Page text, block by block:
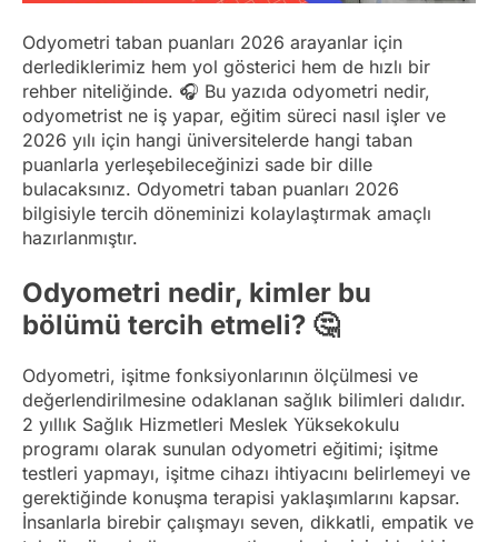
Odyometri taban puanları 2026 arayanlar için
derlediklerimiz hem yol gösterici hem de hızlı bir
rehber niteliğinde. 🎧 Bu yazıda odyometri nedir,
odyometrist ne iş yapar, eğitim süreci nasıl işler ve
2026 yılı için hangi üniversitelerde hangi taban
puanlarla yerleşebileceğinizi sade bir dille
bulacaksınız. Odyometri taban puanları 2026
bilgisiyle tercih döneminizi kolaylaştırmak amaçlı
hazırlanmıştır.
Odyometri nedir, kimler bu
bölümü tercih etmeli? 🤔
Odyometri, işitme fonksiyonlarının ölçülmesi ve
değerlendirilmesine odaklanan sağlık bilimleri dalıdır.
2 yıllık Sağlık Hizmetleri Meslek Yüksekokulu
programı olarak sunulan odyometri eğitimi; işitme
testleri yapmayı, işitme cihazı ihtiyacını belirlemeyi ve
gerektiğinde konuşma terapisi yaklaşımlarını kapsar.
İnsanlarla birebir çalışmayı seven, dikkatli, empatik ve